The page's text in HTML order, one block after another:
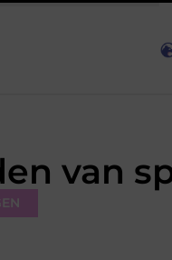
pijn en herstel
van